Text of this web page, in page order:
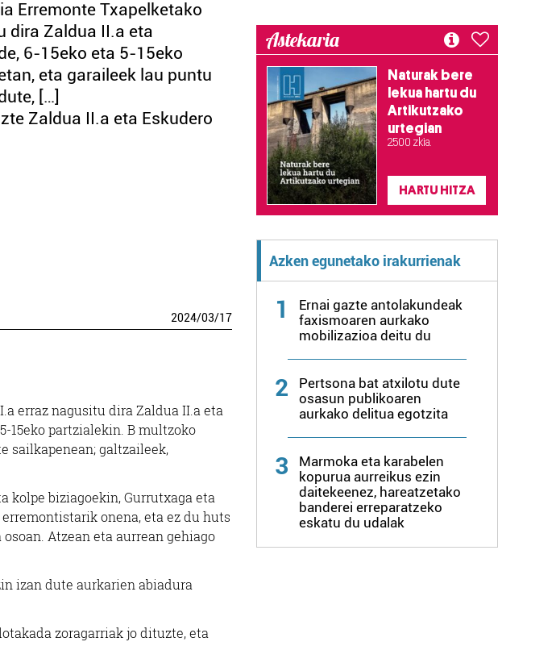
Erremonte Txapelketako
dira Zaldua II.a eta
6-15eko eta 5-15eko
eta garaileek lau puntu
[…]
Zaldua II.a eta Eskudero
2024/03/17
erraz nagusitu dira Zaldua II.a eta
15eko partzialekin. B multzoko
sailkapenean; galtzaileek,
kolpe biziagoekin, Gurrutxaga eta
onena, eta ez du huts
Atzean eta aurrean gehiago
izan dute aurkarien abiadura
zoragarriak jo dituzte, eta
Astekaria
Naturak bere
lekua hartu du
Artikutzako
urtegian
2.500 zkia.
HARTU HITZA
Azken egunetako irakurrienak
1
Ernai gazte antolakundeak
faxismoaren aurkako
mobilizazioa deitu du
2
Pertsona bat atxilotu dute
osasun publikoaren
aurkako delitua egotzita
3
Marmoka eta karabelen
kopurua aurreikus ezin
daitekeenez, hareatzetako
banderei erreparatzeko
eskatu du udalak